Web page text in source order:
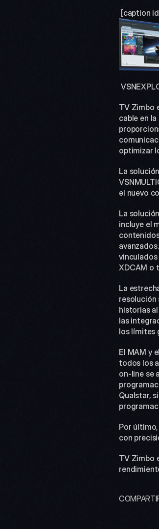
[caption
TV Zimbo
cable en
optimizar
La
el nuevo
La
incluye el
vinculados
XDCAM o
La
resolución
historias
las
los límites
El MAM y
todos los
on-line se
Qualstar,
Por
con
TV Zimbo